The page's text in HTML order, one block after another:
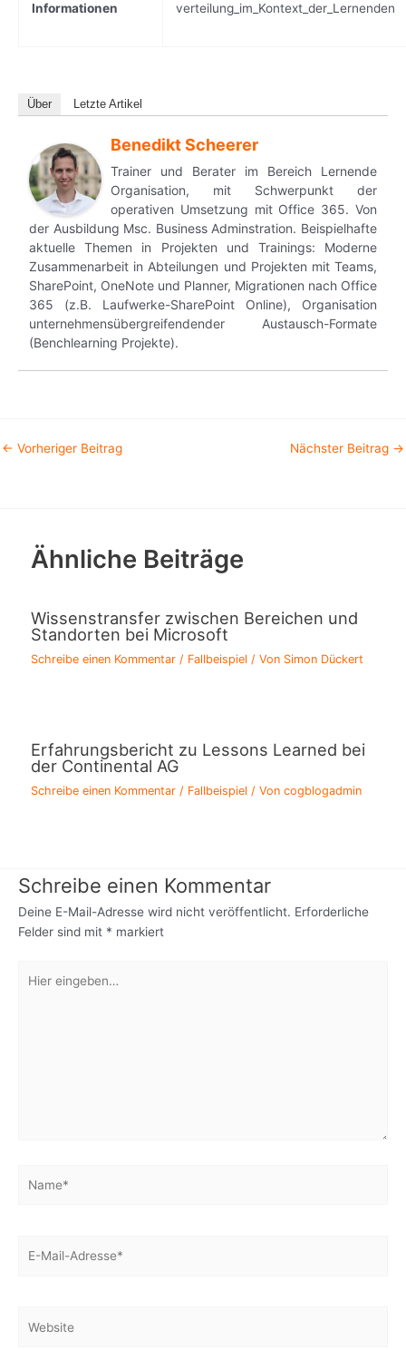
Informationen
verteilung_im_Kontext_der_Lernenden
Über Letzte Artikel
Benedikt Scheerer
Trainer und Berater im Bereich Lernende
Organisation, mit Schwerpunkt der
operativen Umsetzung mit Office 365. Von
der Ausbildung Msc. Business Adminstration. Beispielhafte
aktuelle Themen in Projekten und Trainings: Moderne
Zusammenarbeit in Abteilungen und Projekten mit Teams,
SharePoint, OneNote und Planner, Migrationen nach Office
365 (z.B. Laufwerke-SharePoint Online), Organisation
unternehmensübergreifendender Austausch-Formate
(Benchlearning Projekte).
← Vorheriger Beitrag Nächster Beitrag →
Ähnliche Beiträge
Wissenstransfer zwischen Bereichen und
Standorten bei Microsoft
Schreibe einen Kommentar / Fallbeispiel / Von Simon Dückert
Erfahrungsbericht zu Lessons Learned bei
der Continental AG
Schreibe einen Kommentar / Fallbeispiel / Voncogblogadmin
Schreibe einen Kommentar
Deine E-Mail-Adresse wird nicht veröffentlicht. Erforderliche
Felder sind mit * markiert
eingeben…
Mail-